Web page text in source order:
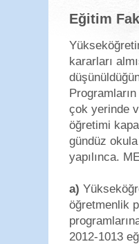
Eğitim
kararları
çok yerinde
öğretimi
gündüz
yapılınca.
a)
öğretmenlik
2012-1013